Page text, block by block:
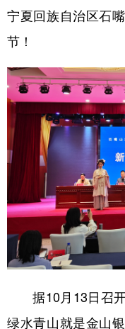
宁夏回族自治区石
节！
据10月13日召开
绿水青山就是金山